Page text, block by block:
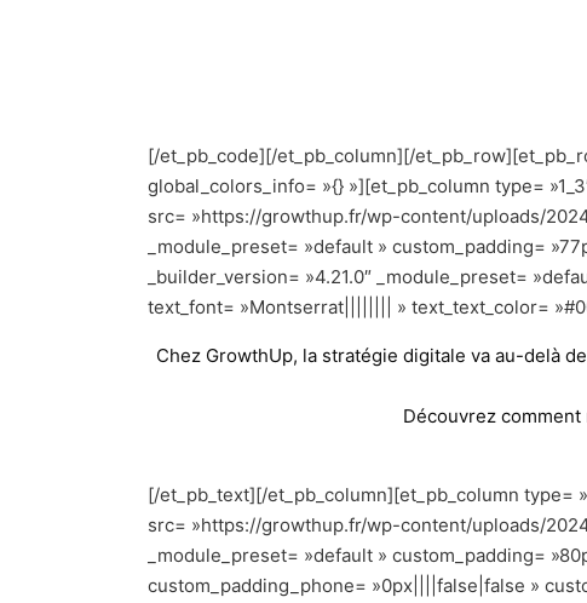
[/et_pb_code][/et_pb_column][/
global_colors_info= »{} »][et_pb_column type=
src= »https://growthup.fr/wp-content/uploads/
_module_preset= »default » custom_padding=
_builder_version= »4.21.0″ _module_preset=
text_font= »Montserrat|||||||| » text_text_color=
Chez GrowthUp, la stratégie digitale va au-delà
Découvrez
[/et_pb_text][/et_pb_column][et_pb_column type=
src= »https://growthup.fr/wp-content/uploads/
_module_preset= »default » custom_padding=
custom_padding_phone= »0px||||false|false »